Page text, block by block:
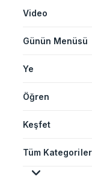
Video
Günün Menüsü
Ye
Öğren
Keşfet
Tüm Kategoriler